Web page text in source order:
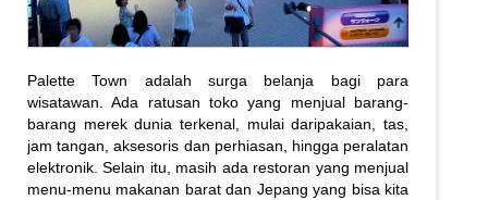
Palette Town adalah surga belanja bagi para
wisatawan. Ada ratusan toko yang menjual barang-
barang merek dunia terkenal, mulai daripakaian, tas,
jam tangan, aksesoris dan perhiasan, hingga peralatan
elektronik. Selain itu, masih ada restoran yang menjual
menu-menu makanan barat dan Jepang yang bisa kita